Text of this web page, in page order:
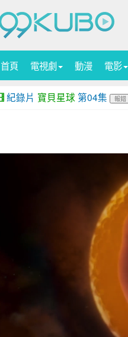
首頁 電視劇 動漫 電影
紀錄片 寶貝星球 第04集 報錯